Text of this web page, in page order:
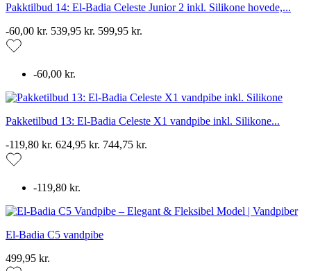
Pakktilbud 14: El-Badia Celeste Junior 2 inkl. Silikone hovede,...
-60,00 kr. 539,95 kr. 599,95 kr.
-60,00 kr.
Pakketilbud 13: El-Badia Celeste X1 vandpibe inkl. Silikone...
-119,80 kr. 624,95 kr. 744,75 kr.
-119,80 kr.
El-Badia C5 vandpibe
499,95 kr.